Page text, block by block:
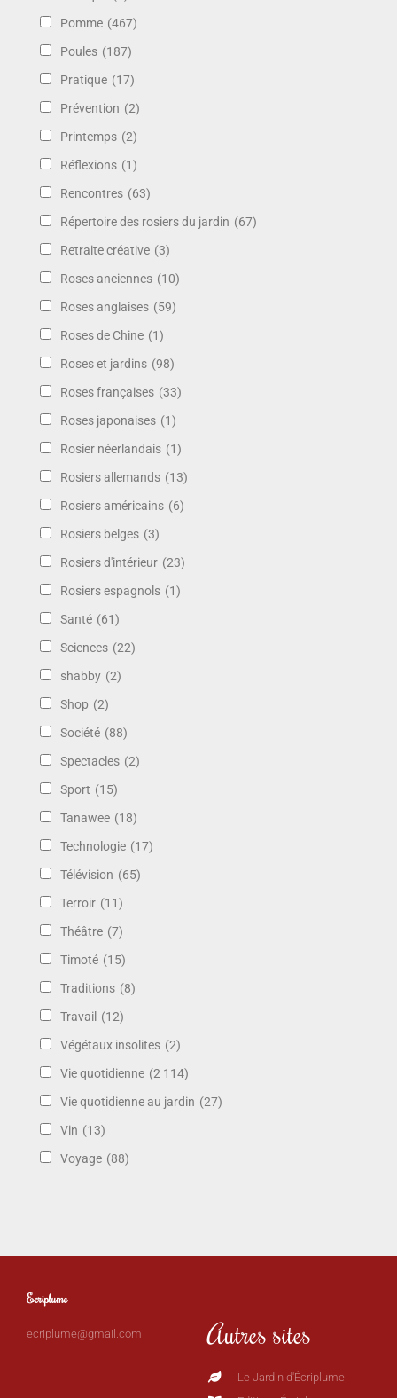
Pomme (467)
Poules (187)
Pratique (17)
Prévention (2)
Printemps (2)
Réflexions (1)
Rencontres (63)
Répertoire des rosiers du jardin (67)
Retraite créative (3)
Roses anciennes (10)
Roses anglaises (59)
Roses de Chine (1)
Roses et jardins (98)
Roses françaises (33)
Roses japonaises (1)
Rosier néerlandais (1)
Rosiers allemands (13)
Rosiers américains (6)
Rosiers belges (3)
Rosiers d'intérieur (23)
Rosiers espagnols (1)
Santé (61)
Sciences (22)
shabby (2)
Shop (2)
Société (88)
Spectacles (2)
Sport (15)
Tanawee (18)
Technologie (17)
Télévision (65)
Terroir (11)
Théâtre (7)
Timoté (15)
Traditions (8)
Travail (12)
Végétaux insolites (2)
Vie quotidienne (2 114)
Vie quotidienne au jardin (27)
Vin (13)
Voyage (88)
Ecriplume
ecriplume@gmail.com Autres sites
Le Jardin d'Écriplume